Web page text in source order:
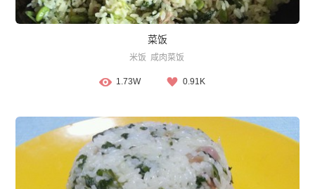
菜饭
米饭 咸肉菜饭
1.73W 0.91K